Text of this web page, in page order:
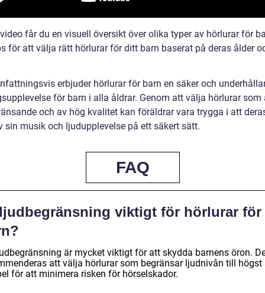
får du en visuell översikt över olika typer av hörlurar för
för att välja rätt hörlurar för ditt barn baserat på deras ålder
erbjuder hörlurar för barn en säker och
för barn i alla åldrar. Genom att välja hörlurar som
och av hög kvalitet kan föräldrar vara trygga i att
sin musik och ljudupplevelse på ett säkert sätt.
FAQ
viktigt för hörlurar för
är mycket viktigt för att skydda barnens öron.
att välja hörlurar som begränsar ljudnivån till högst
för att minimera risken för hörselskador.